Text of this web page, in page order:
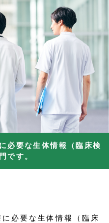
必要な生体情報（臨床検
です。
必要な生体情報（臨床